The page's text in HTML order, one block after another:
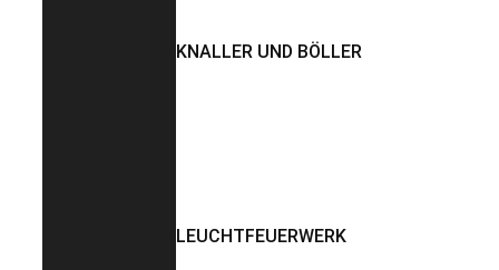
KNALLER UND BÖLLER
LEUCHTFEUERWERK